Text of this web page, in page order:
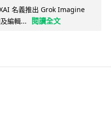
名義推出 Grok Imagine
編輯...
閱讀全文